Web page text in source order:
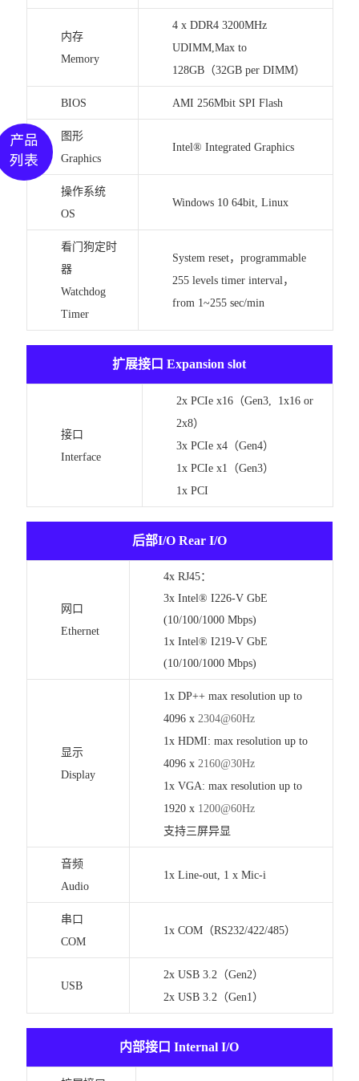
内存
Memory
4 x DDR4 3200MHz
UDIMM,Max to
128GB（32GB per DIMM）
BIOS AMI 256Mbit SPI Flash
图形
Graphics
Intel® Integrated Graphics
操作系统
OS
Windows 10 64bit, Linux
看门狗定时
器
Watchdog
Timer
System reset，programmable
255 levels timer interval，
from 1~255 sec/min
扩展接口 Expansion slot
接口
Interface
2x PCIe x16（Gen3, 1x16 or
2x8）
3x PCIe x4（Gen4）
1x PCIe x1（Gen3）
1x PCI
后部I/O Rear I/O
网口
Ethernet
4x RJ45：
3x Intel® I226-V GbE
(10/100/1000 Mbps)
1x Intel® I219-V GbE
(10/100/1000 Mbps)
显示
Display
1x DP++ max resolution up to
4096 x 2304@60Hz
1x HDMI: max resolution up to
4096 x 2160@30Hz
1x VGA: max resolution up to
1920 x 1200@60Hz
支持三屏异显
音频
Audio
1x Line-out, 1 x Mic-i
串口
COM
1x COM（RS232/422/485）
USB
2x USB 3.2（Gen2）
2x USB 3.2（Gen1）
内部接口 Internal I/O
产品
列表